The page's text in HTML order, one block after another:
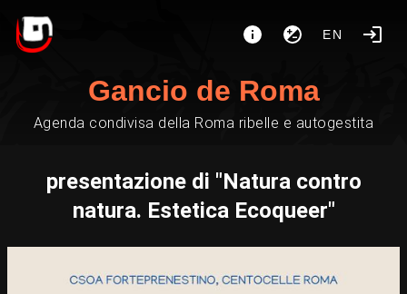
EN
Gancio de Roma
Agenda condivisa della Roma ribelle e autogestita
presentazione di "Natura contro
natura. Estetica Ecoqueer"